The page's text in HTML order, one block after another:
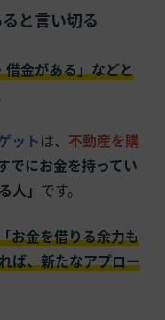
と言い切る
借金がある」などと
ットは、 不動産を購
すでにお金を持ってい
人」 です。
お金を借りる余力も
ば、新たなアプロー